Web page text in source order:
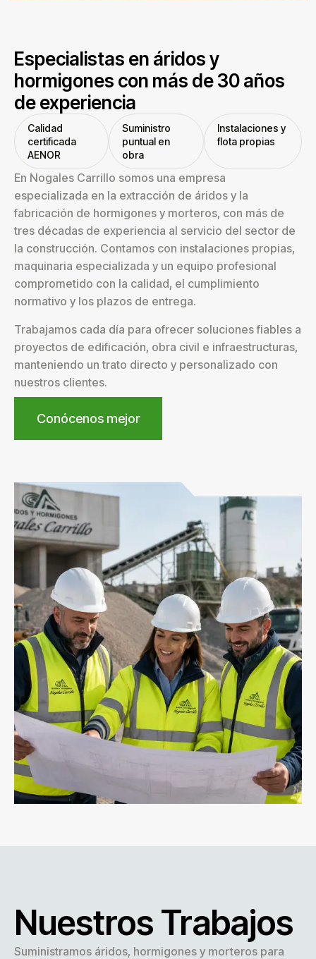
Especialistas en áridos y
hormigones con más de 30 años
de experiencia
Calidad
certificada
AENOR
Suministro
puntual en
obra
Instalaciones y
flota propias
En Nogales Carrillo somos una empresa
especializada en la extracción de áridos y la
fabricación de hormigones y morteros, con más de
tres décadas de experiencia al servicio del sector de
la construcción. Contamos con instalaciones propias,
maquinaria especializada y un equipo profesional
comprometido con la calidad, el cumplimiento
normativo y los plazos de entrega.
Trabajamos cada día para ofrecer soluciones fiables a
proyectos de edificación, obra civil e infraestructuras,
manteniendo un trato directo y personalizado con
nuestros clientes.
Conócenos mejor
Nuestros Trabajos
Suministramos áridos, hormigones y morteros para